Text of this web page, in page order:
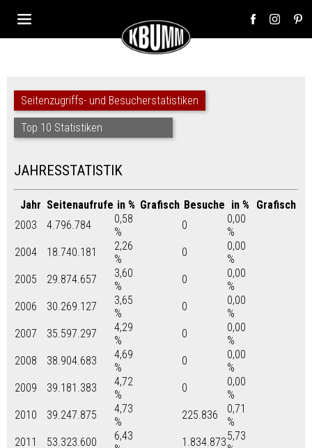
Seitenzugriffs- und Besucherstatistiken
Top 10 Statistiken
JAHRESSTATISTIK
Jahr Seitenaufrufe in % Grafisch Besuche in %
Grafisch
2003
4.796.784
0,58
%
0
0,00
%
2004
18.740.181
2,26
%
0
0,00
%
2005
29.874.657
3,60
%
0
0,00
%
2006
30.269.127
3,65
%
0
0,00
%
2007
35.597.297
4,29
%
0
0,00
%
2008
38.904.683
4,69
%
0
0,00
%
2009
39.181.383
4,72
%
0
0,00
%
2010
39.247.875
4,73
%
225.836
0,71
%
2011
53.323.600
6,43
1.834.8735,73